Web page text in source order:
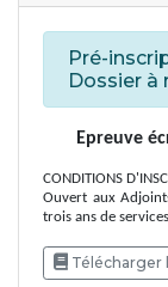
Pré-
Dossier à
Epreuve
CONDITIONS
Ouvert aux
trois ans de
Télécharger